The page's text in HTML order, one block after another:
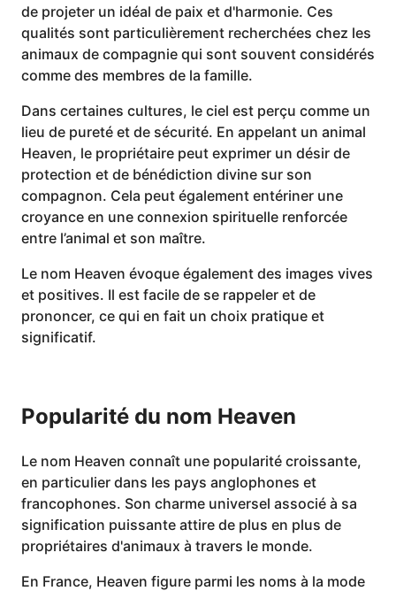
de projeter un idéal de paix et d'harmonie. Ces
qualités sont particulièrement recherchées chez les
animaux de compagnie qui sont souvent considérés
comme des membres de la famille.
Dans certaines cultures, le ciel est perçu comme un
lieu de pureté et de sécurité. En appelant un animal
Heaven, le propriétaire peut exprimer un désir de
protection et de bénédiction divine sur son
compagnon. Cela peut également entériner une
croyance en une connexion spirituelle renforcée
entre l’animal et son maître.
Le nom Heaven évoque également des images vives
et positives. Il est facile de se rappeler et de
prononcer, ce qui en fait un choix pratique et
significatif.
Popularité du nom Heaven
Le nom Heaven connaît une popularité croissante,
en particulier dans les pays anglophones et
francophones. Son charme universel associé à sa
signification puissante attire de plus en plus de
propriétaires d'animaux à travers le monde.
En France, Heaven figure parmi les noms à la mode